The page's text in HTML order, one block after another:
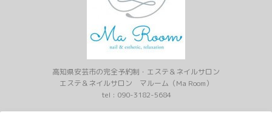
高知県安芸市の完全予約制・エステ＆ネイルサロン
エステ＆ネイルサロン マルーム（Ma Room）
tel : 090-3182-5684